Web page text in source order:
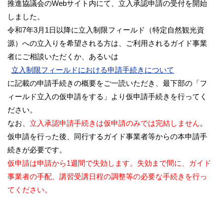
推進協議会のWebサイト内にて、立入承認申請の受付を開始
しました。
令和7年3月1日以降に立入制限フィールド（特定自然観光資
源）への立入りを希望される方は、ご利用されるガイド事業
者にご相談いただくか、あるいは
立入制限フィールドにおける申請手続きについて
に記載の申請手続きの概要をご一読いただき、最下部の「フ
ィールド立入の仮申請をする」より仮申請手続きを行ってく
ださい。
なお、 立入承認申請手続きは仮申請のみでは完結しません。
仮申請を行った後、同行するガイド事業者等からの本申請手
続きが必要です。
仮申請は申請から1週間で失効します。失効まで間に、ガイド
事業者の手配、講習受講日程の調整等の必要な手続きを行っ
てください。